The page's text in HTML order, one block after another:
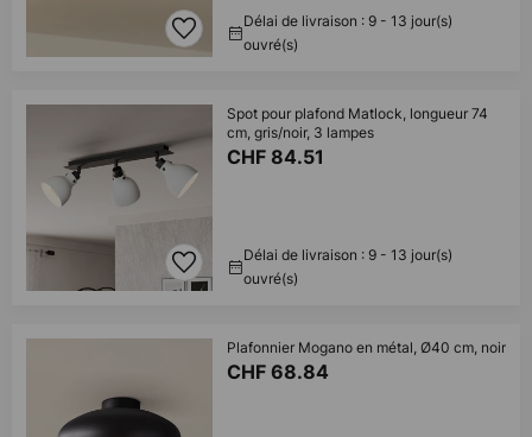
Délai de livraison : 9 - 13 jour(s)
ouvré(s)
Spot pour plafond Matlock, longueur 74
cm, gris/noir, 3 lampes
CHF 84.51
Délai de livraison : 9 - 13 jour(s)
ouvré(s)
Plafonnier Mogano en métal, Ø40 cm, noir
CHF 68.84